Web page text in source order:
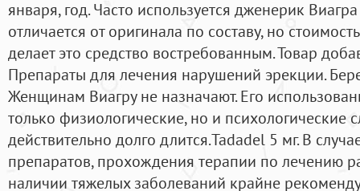
января, год. Часто используется дженерик
отличается от оригинала по составу, но
делает это средство востребованным. Товар
Препараты для лечения нарушений эрекции.
Женщинам Виагру не назначают. Его
только физиологические, но и психологические
действительно долго длится.Tadadel 5 мг. В
препаратов, прохождения терапии по лечению
наличии тяжелых заболеваний крайне